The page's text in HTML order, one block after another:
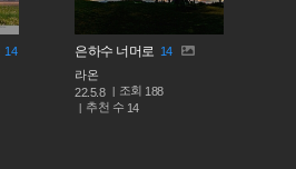
14 은하수 너머로 14
라온
22.5.8
조회 188
추천 수 14